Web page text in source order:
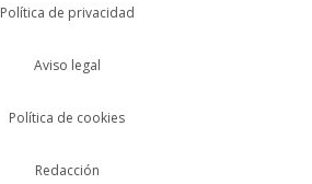
Política de privacidad
Aviso legal
Política de cookies
Redacción